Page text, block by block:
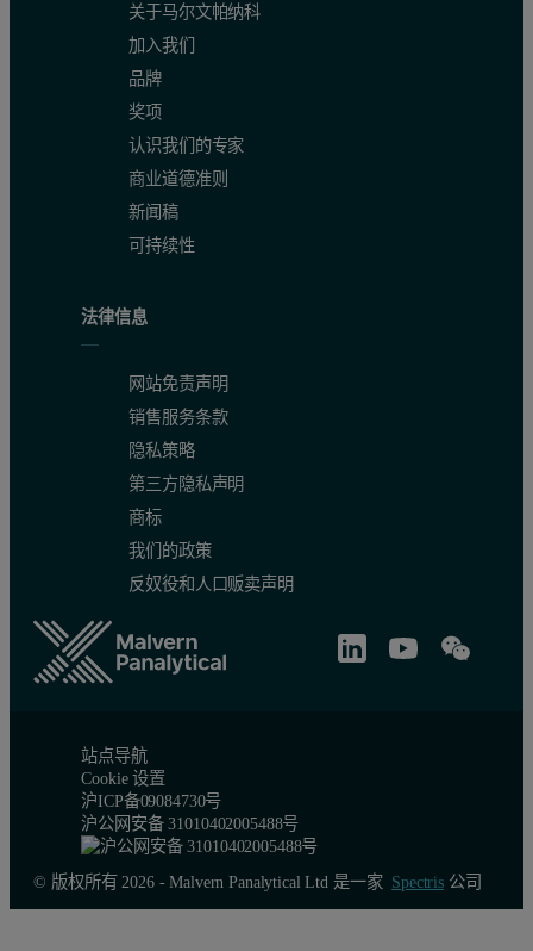
关于马尔文帕纳科
加入我们
品牌
奖项
认识我们的专家
商业道德准则
新闻稿
可持续性
法律信息
网站免责声明
销售服务条款
隐私策略
第三方隐私声明
商标
我们的政策
反奴役和人口贩卖声明
站点导航
Cookie 设置
沪ICP备09084730号
沪公网安备 31010402005488号
© 版权所有 2026 - Malvern Panalytical Ltd 是一家 Spectris公司